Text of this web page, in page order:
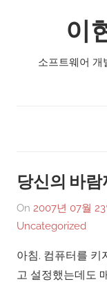
이
소프트웨어 개
당신의 바
On 2007년 07월 23
Uncategorized
아침. 컴퓨터를 키
고 설정했는데도